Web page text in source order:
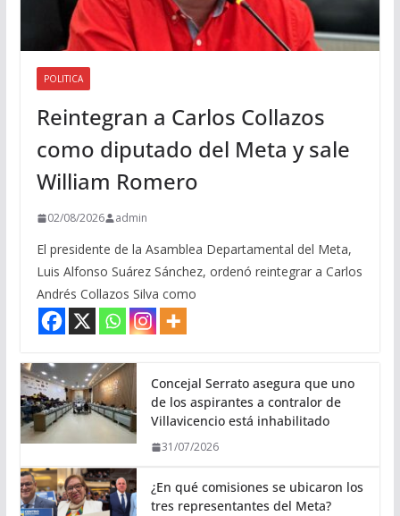
POLITICA
Reintegran a Carlos Collazos
como diputado del Meta y sale
William Romero
02/08/2026 admin
El presidente de la Asamblea Departamental del Meta,
Luis Alfonso Suárez Sánchez, ordenó reintegrar a Carlos
Andrés Collazos Silva como
Concejal Serrato asegura que uno
de los aspirantes a contralor de
Villavicencio está inhabilitado
31/07/2026
¿En qué comisiones se ubicaron los
tres representantes del Meta?